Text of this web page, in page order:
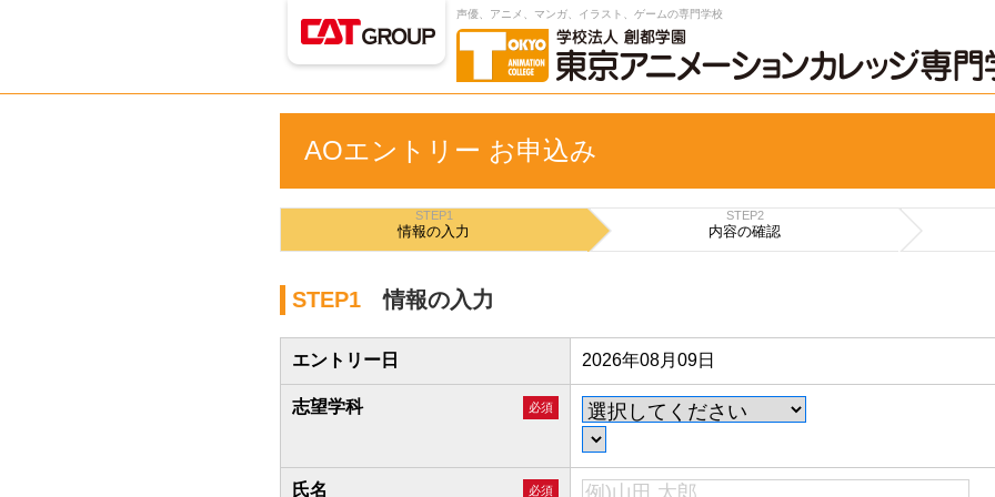
声優、アニメ、マンガ、イラスト、ゲームの専門学校
AOエントリー お申込み
STEP1
情報の 入力
STEP2
内容の確認
STEP1 情報の入力
エントリー日 2026年08月09日
志望学科 必須
氏名 必須